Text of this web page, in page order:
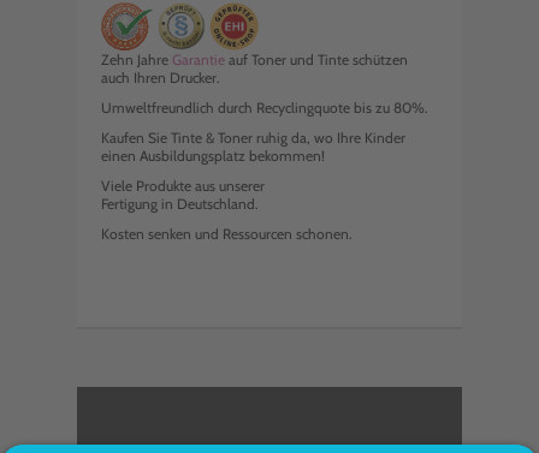
Zehn Jahre Garantie auf Toner und Tinte schützen
auch Ihren Drucker.
Umweltfreundlich durch Recyclingquote bis zu 80%.
Kaufen Sie Tinte & Toner ruhig da, wo Ihre Kinder
einen Ausbildungsplatz bekommen!
Viele Produkte aus unserer
Fertigung in Deutschland.
Kosten senken und Ressourcen schonen.
<